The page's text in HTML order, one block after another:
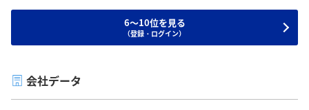
6～10位を見る
（登録・ログイン）
会社データ